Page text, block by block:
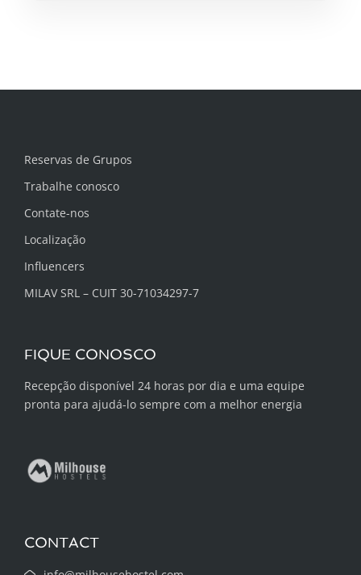
Reservas de Grupos
Trabalhe conosco
Contate-nos
Localização
Influencers
MILAV SRL – CUIT 30-71034297-7
FIQUE CONOSCO
Recepção disponível 24 horas por dia e uma equipe
pronta para ajudá-lo sempre com a melhor energia
CONTACT